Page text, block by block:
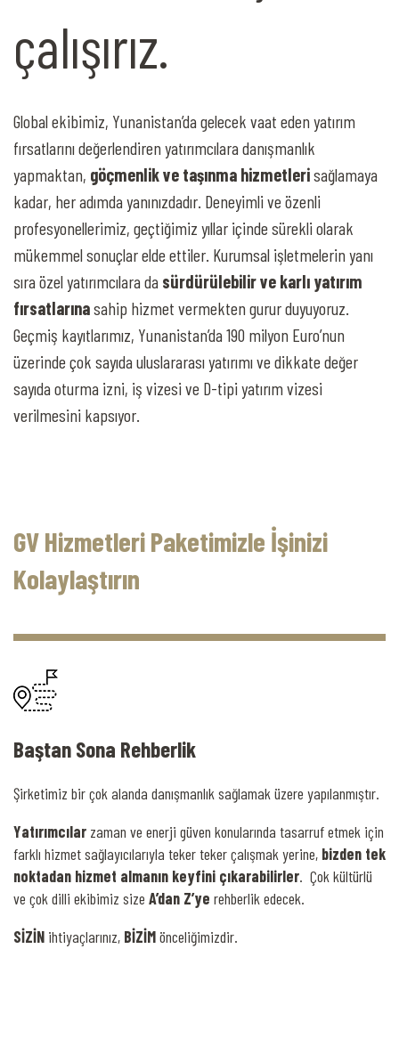
çalışırız.
Global ekibimiz, Yunanistan’da gelecek vaat eden yatırım
fırsatlarını değerlendiren yatırımcılara danışmanlık
yapmaktan, göçmenlik ve taşınma hizmetlerisağlamaya
kadar, her adımda yanınızdadır. Deneyimli ve özenli
profesyonellerimiz, geçtiğimiz yıllar içinde sürekli olarak
mükemmel sonuçlar elde ettiler. Kurumsal işletmelerin yanı
sıra özel yatırımcılara da sürdürülebilir ve karlı yatırım
fırsatlarınasahip hizmet vermekten gurur duyuyoruz.
Geçmiş kayıtlarımız, Yunanistan’da 190 milyon Euro’nun
üzerinde çok sayıda uluslararası yatırımı ve dikkate değer
sayıda oturma izni, iş vizesi ve D-tipi yatırım vizesi
verilmesini kapsıyor.
GV Hizmetleri Paketimizle İşinizi
Kolaylaştırın
Baştan Sona Rehberlik
Şirketimiz bir çok alanda danışmanlık sağlamak üzere yapılanmıştır.
Yatırımcılar zaman ve enerji güven konularında tasarruf etmek için
farklı hizmet sağlayıcılarıyla teker teker çalışmak yerine, bizden tek
noktadan hizmet almanın keyfini çıkarabilirler. Çok kültürlü
ve çok dilli ekibimiz size A’dan Z’ye rehberlik edecek.
SİZİN ihtiyaçlarınız, BİZİMönceliğimizdir.